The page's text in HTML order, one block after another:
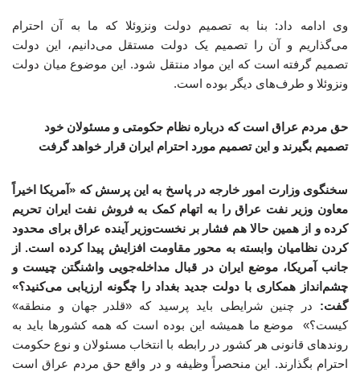
وی ادامه داد: بنا به تصمیم دولت ونزوئلا که ما به آن احترام
می‌گذاریم و آن را تصمیم یک دولت مستقل می‌دانیم، این دولت
تصمیم گرفته است که این مواد منتقل شود. این موضوع میان دولت
ونزوئلا و طرف‌های دیگر بوده است.
حق مردم عراق است که درباره نظام حکومتی و مسئولان خود
تصمیم بگیرند و این تصمیم مورد احترام ایران قرار خواهد گرفت
سخنگوی وزارت امور خارجه در پاسخ به این پرسش که «آمریکا اخیراً
معاون وزیر نفت عراق را به اتهام کمک به فروش نفت ایران تحریم
کرده و از همین حالا هم فشار بر نخست‌وزیر آینده عراق برای محدود
کردن نظامیان وابسته به محور مقاومت افزایش پیدا کرده است. از
جانب آمریکا، موضع ایران در قبال مداخله‌جویی واشنگتن چیست و
چشم‌انداز همکاری با دولت جدید بغداد را چگونه ارزیابی می‌کنید؟»
گفت: در چنین شرایطی باید پرسید که «قلدر جهان و منطقه»
کیست؟» موضع ما همیشه این بوده است که همه کشورها باید به
روندهای قانونی هر کشور در رابطه با انتخاب مسئولان و نوع حکومت
احترام بگذارند. این منحصراً وظیفه و در واقع حق مردم عراق است